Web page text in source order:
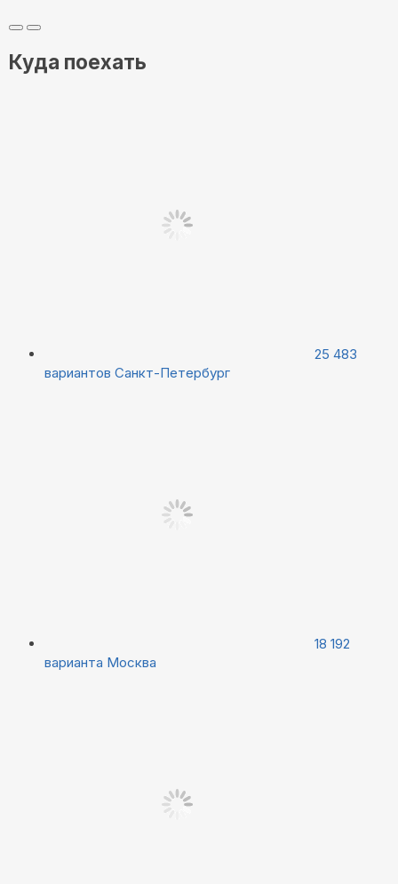
Куда поехать
25 483
вариантов Санкт-Петербург
18 192
варианта Москва